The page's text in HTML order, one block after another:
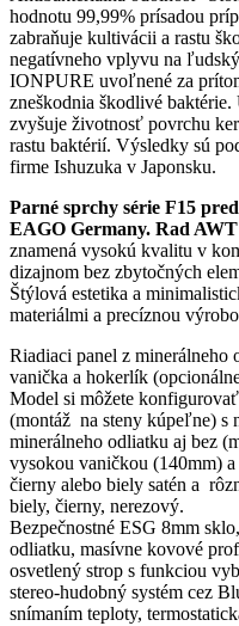
hodnotu 99,99% prísadou
zabraňuje kultivácii a rastu
negatívneho vplyvu na
IONPURE uvoľnené za
zneškodnia škodlivé
zvyšuje životnosť povrchu
rastu baktérií. Výsledky sú
firme Ishuzuka v Japonsku.
Parné sprchy série F15
EAGO Germany. Rad
znamená vysokú kvalitu v
dizajnom bez zbytočných
Štýlová estetika a
materiálmi a precíznou
Riadiaci panel z minerálneho
vanička a hokerlík
Model si môžete
(montáž na steny kúpeľne) s
minerálneho odliatku aj bez
vysokou vaničkou (140mm)
čierny alebo biely satén a
biely, čierny, nerezový.
Bezpečnostné ESG 8mm
odliatku, masívne kovové
osvetlený strop s funkciou
stereo-hudobný systém cez
snímaním teploty,